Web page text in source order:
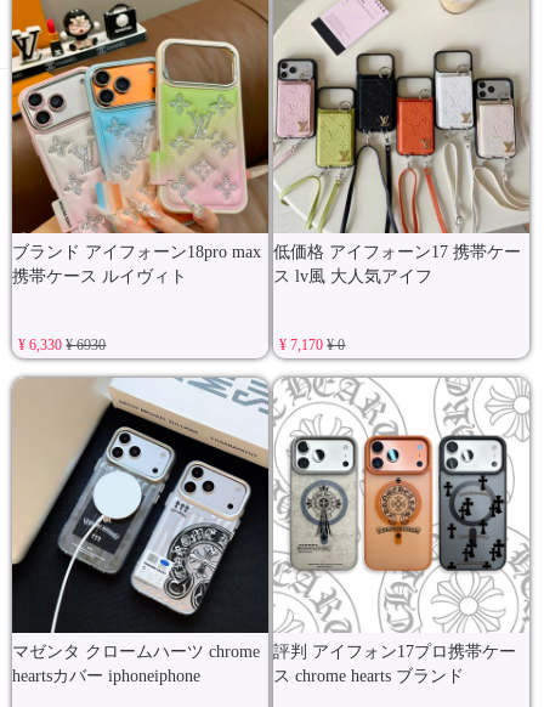
ブランド アイフォーン18pro max
携帯ケース ルイヴィト
¥ 6,330¥ 6930
低価格 アイフォーン17 携帯ケー
ス lv風 大人気アイフ
¥ 7,170¥ 0
マゼンタ クロームハーツ chrome
heartsカバー iphoneiphone
評判 アイフォン17プロ携帯ケー
ス chrome hearts ブランド